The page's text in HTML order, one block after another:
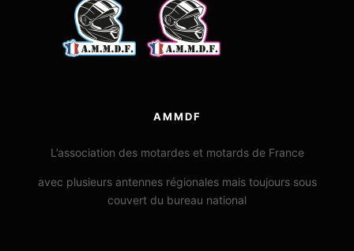
AMMDF
L’association des motardes et motards de France
avec plusieurs antennes régionales mais toujours sous
couvert du bureau national